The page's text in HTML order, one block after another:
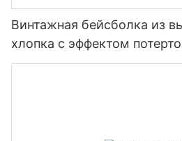
Винтажная бейсболка из
хлопка с эффектом